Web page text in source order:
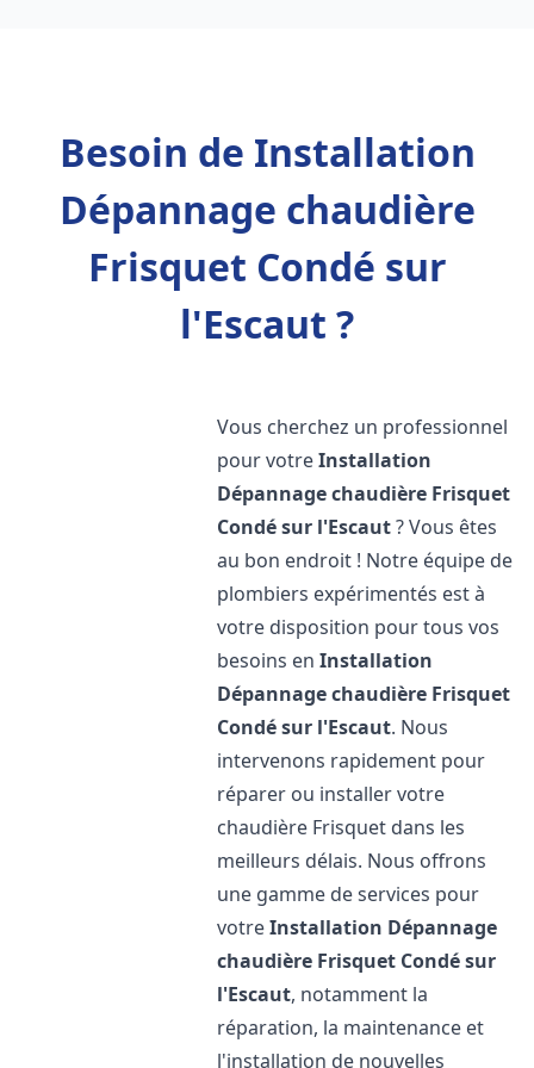
Besoin de Installation
Dépannage chaudière
Frisquet Condé sur
l'Escaut ?
Vous cherchez un professionnel
pour votreInstallation
Dépannage chaudière Frisquet
Condé sur l'Escaut? Vous êtes
au bon endroit ! Notre équipe de
plombiers expérimentés est à
votre disposition pour tous vos
besoins enInstallation
Dépannage chaudière Frisquet
Condé sur l'Escaut. Nous
intervenons rapidement pour
réparer ou installer votre
chaudière Frisquet dans les
meilleurs délais. Nous offrons
une gamme de services pour
votreInstallation Dépannage
chaudière Frisquet Condé sur
l'Escaut, notamment la
réparation, la maintenance et
l'installation de nouvelles